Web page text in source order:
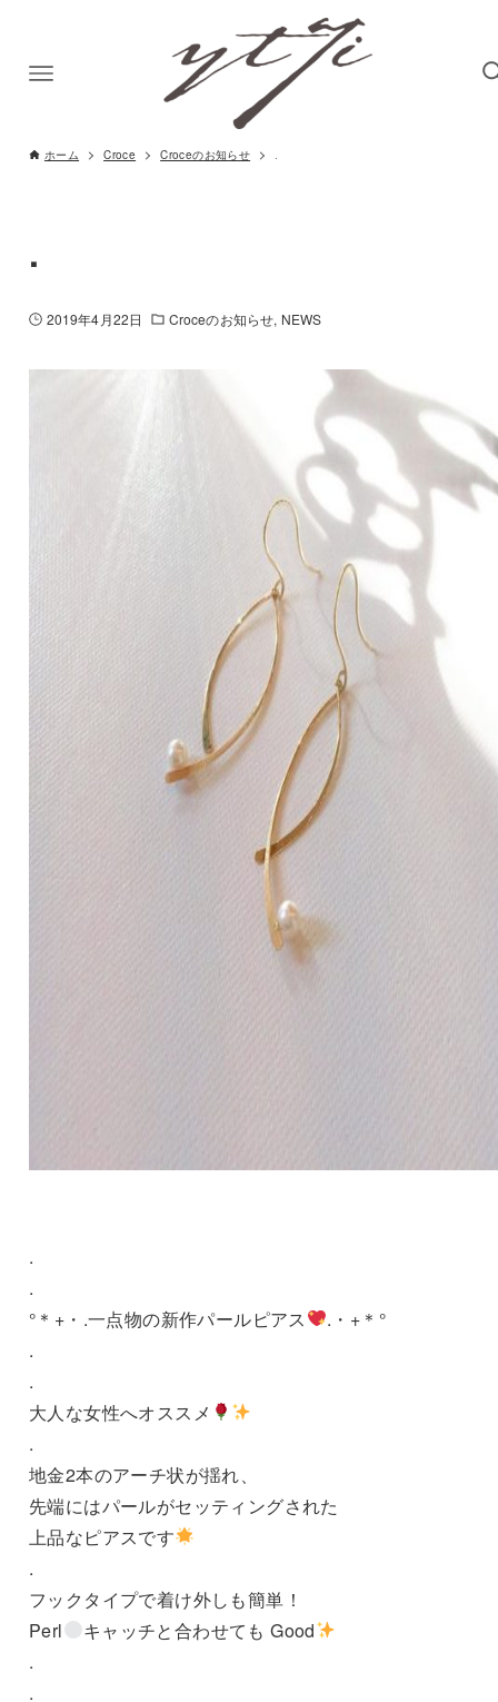
ホーム Croce Croceのお知らせ .
.
2019年4月22日 Croceのお知らせ NEWS
.
.
°＊+・.一点物の新作パールピアス
.・+＊°
.
.
大人な女性へオススメ
.
地金2本のアーチ状が揺れ、
先端にはパールがセッティングされた
上品なピアスです
.
フックタイプで着け外しも簡単！
Perl
キャッチと合わせても Good
.
.